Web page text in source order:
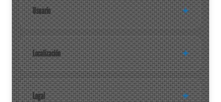
Usuario
Localización
Legal